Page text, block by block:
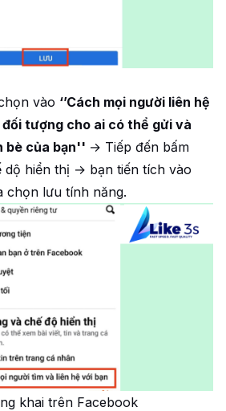
vào ‘’Cách mọi người liên hệ
đối tượng cho ai có thể gửi và
bè của bạn'' → Tiếp đến bấm
dộ hiển thị → bạn tiến tích vào
chọn lưu tính năng.
khai trên Facebook